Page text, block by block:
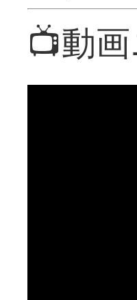
📺動